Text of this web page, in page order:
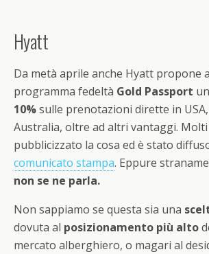
Hyatt
Da metà aprile anche Hyatt propone
programma fedeltà Gold Passport
10%sulle prenotazioni dirette in USA,
Australia, oltre ad altri vantaggi.
pubblicizzato la cosa ed è stato
comunicato stampa. Eppure
non se ne parla.
Non sappiamo se questa sia una
dovuta al posizionamento più alto
mercato alberghiero, o magari al